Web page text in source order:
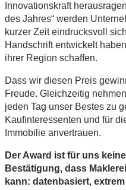
Innovationskraft
des Jahres“ werden
kurzer Zeit eindrucksvoll
Handschrift entwickelt
ihrer Region schaffen.
Dass wir diesen Preis
Freude. Gleichzeitig
jeden Tag unser Bestes zu
Kaufinteressenten und für
Immobilie anvertrauen.
Der Award ist für uns
Bestätigung, dass
kann: datenbasiert,